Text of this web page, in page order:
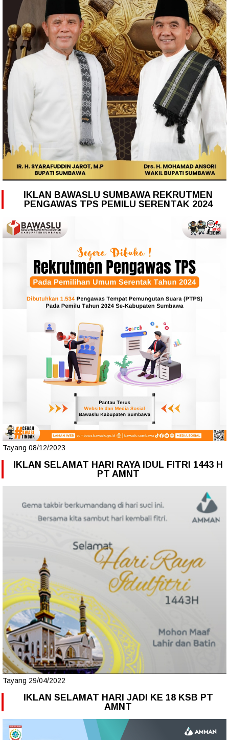
IKLAN BAWASLU SUMBAWA REKRUTMEN
PENGAWAS TPS PEMILU SERENTAK 2024
Tayang 08/12/2023
IKLAN SELAMAT HARI RAYA IDUL FITRI 1443 H
PT AMNT
Tayang 29/04/2022
IKLAN SELAMAT HARI JADI KE 18 KSB PT
AMNT